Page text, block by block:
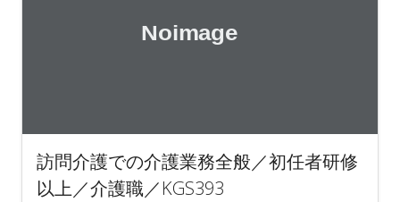
訪問介護での介護業務全般／初任者研修
以上／介護職／KGS393